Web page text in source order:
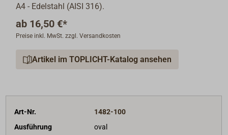
A4 - Edelstahl (AISI 316).
ab 16,50 €*
Preise inkl. MwSt. zzgl. Versandkosten
Artikel im TOPLICHT-Katalog ansehen
Art-Nr.
1482-100
Ausführung
oval